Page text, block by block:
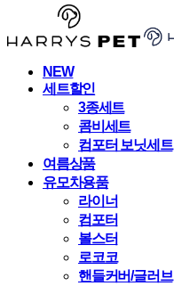
NEW
세트할인
3종세트
콤비세트
컴포터 보닛세트
여름상품
유모차용품
라이너
컴포터
볼스터
로코코
핸들커버/글러브